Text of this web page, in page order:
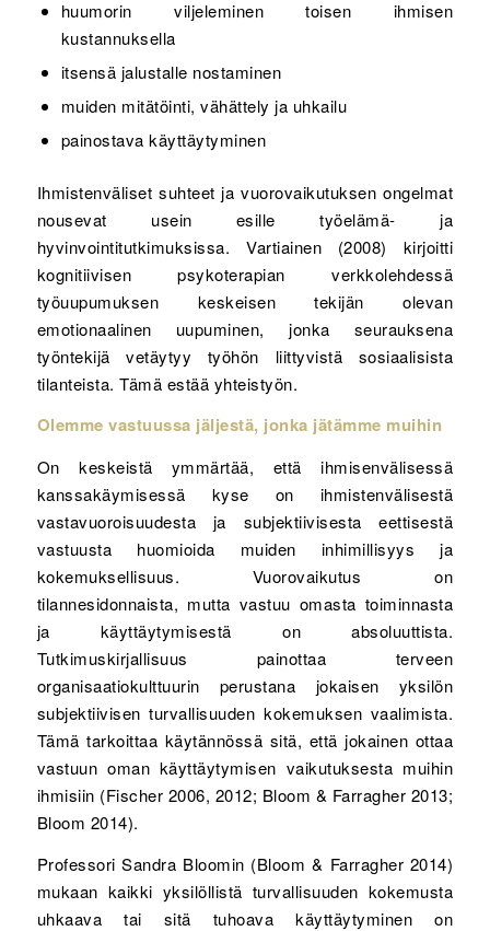
huumorin viljeleminen toisen ihmisen
kustannuksella
itsensä jalustalle nostaminen
muiden mitätöinti, vähättely ja uhkailu
painostava käyttäytyminen
Ihmistenväliset suhteet ja vuorovaikutuksen ongelmat
nousevat usein esille työelämä- ja
hyvinvointitutkimuksissa. Vartiainen (2008) kirjoitti
kognitiivisen psykoterapian verkkolehdessä
työuupumuksen keskeisen tekijän olevan
emotionaalinen uupuminen, jonka seurauksena
työntekijä vetäytyy työhön liittyvistä sosiaalisista
tilanteista. Tämä estää yhteistyön.
Olemme vastuussa jäljestä, jonka jätämme muihin
On keskeistä ymmärtää, että ihmisenvälisessä
kanssakäymisessä kyse on ihmistenvälisestä
vastavuoroisuudesta ja subjektiivisesta eettisestä
vastuusta huomioida muiden inhimillisyys ja
kokemuksellisuus. Vuorovaikutus on
tilannesidonnaista, mutta vastuu omasta toiminnasta
ja käyttäytymisestä on absoluuttista.
Tutkimuskirjallisuus painottaa terveen
organisaatiokulttuurin perustana jokaisen yksilön
subjektiivisen turvallisuuden kokemuksen vaalimista.
Tämä tarkoittaa käytännössä sitä, että jokainen ottaa
vastuun oman käyttäytymisen vaikutuksesta muihin
ihmisiin (Fischer 2006, 2012; Bloom & Farragher 2013;
Bloom 2014).
Professori Sandra Bloomin (Bloom & Farragher 2014)
mukaan kaikki yksilöllistä turvallisuuden kokemusta
uhkaava tai sitä tuhoava käyttäytyminen on